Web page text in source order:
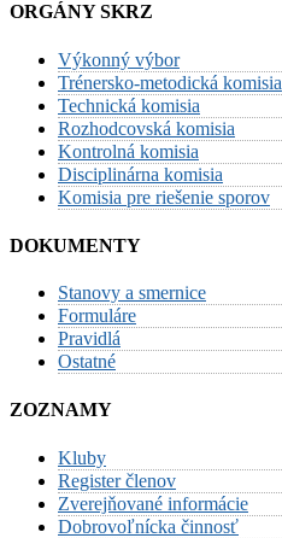
ORGÁNY SKRZ
Výkonný výbor
Trénersko-metodická komisia
Technická komisia
Rozhodcovská komisia
Kontrolná komisia
Disciplinárna komisia
Komisia pre riešenie sporov
DOKUMENTY
Stanovy a smernice
Formuláre
Pravidlá
Ostatné
ZOZNAMY
Kluby
Register členov
Zverejňované informácie
Dobrovoľnícka činnosť